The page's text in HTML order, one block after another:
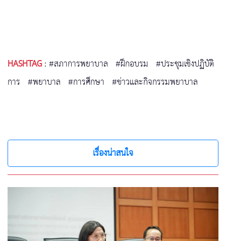
HASHTAG:#สภาการพยาบาล #ฝึกอบรม #ประชุมเชิงปฏิบัติ
การ #พยาบาล #การศึกษา #ข่าวและกิจกรรมพยาบาล
เรื่องน่าสนใจ